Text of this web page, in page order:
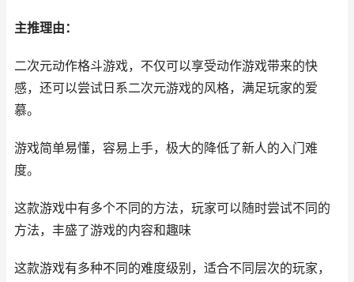
主推理由：
二次元动作格斗游戏，不仅可以享受动作游戏带来的快
感，还可以尝试日系二次元游戏的风格，满足玩家的爱
慕。
游戏简单易懂，容易上手，极大的降低了新人的入门难
度。
这款游戏中有多个不同的方法，玩家可以随时尝试不同的
方法，丰盛了游戏的内容和趣味
这款游戏有多种不同的难度级别，适合不同层次的玩家，